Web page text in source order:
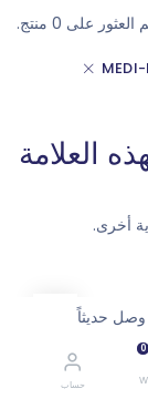
وصل حديثاً
0
حساب
العثور على 0 منتج.
العلامة
أخرى.